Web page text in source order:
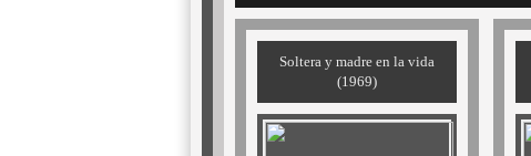
Soltera y madre en la vida
(1969)